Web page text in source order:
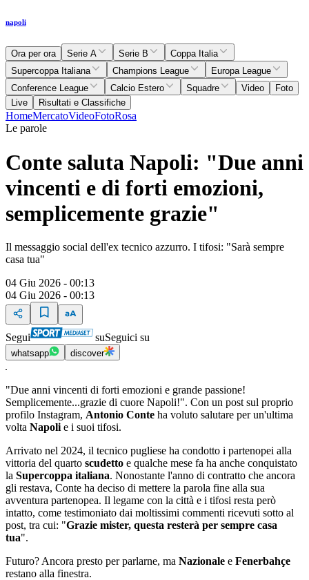
napoli
Ora per ora Serie A Serie B
Coppa Italia
Supercoppa Italiana
Champions League
Europa League
Conference League
Calcio Estero Squadre Video
Foto
Live
Risultati e Classifiche
HomeMercatoVideoFotoRosa
Le parole
Conte saluta Napoli: "Due anni
vincenti e di forti emozioni,
semplicemente grazie"
Il messaggio social dell'ex tecnico azzurro. I tifosi: "Sarà sempre
casa tua"
04 Giu 2026 - 00:13
04 Giu 2026 - 00:13
Segui suSeguici su
whatsapp discover
"Due anni vincenti di forti emozioni e grande passione!
Semplicemente...grazie di cuore Napoli!". Con un post sul proprio
profilo Instagram, Antonio Conte ha voluto salutare per un'ultima
volta Napoli e i suoi tifosi.
Arrivato nel 2024, il tecnico pugliese ha condotto i partenopei alla
vittoria del quarto scudetto e qualche mese fa ha anche conquistato
la Supercoppa italiana. Nonostante l'anno di contratto che ancora
gli restava, Conte ha deciso di mettere la parola fine alla sua
avventura partenopea. Il legame con la città e i tifosi resta però
intatto, come testimoniato dai moltissimi commenti ricevuti sotto al
post, tra cui: "Grazie mister, questa resterà per sempre casa
tua".
Futuro? Ancora presto per parlarne, ma Nazionale e Fenerbahçe
restano alla finestra.